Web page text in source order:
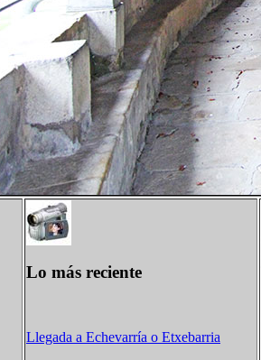
Lo más reciente
Llegada a Echevarría o Etxebarria